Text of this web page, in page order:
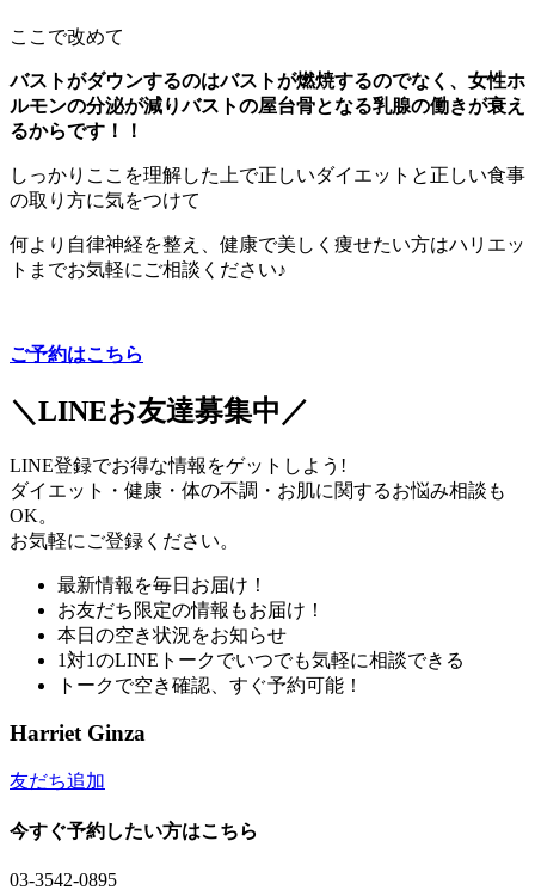
ここで改めて
バストがダウンするのはバストが燃焼するのでなく、女性ホ
ルモンの分泌が減りバストの屋台骨となる乳腺の働きが衰え
るからです！！
しっかりここを理解した上で正しいダイエットと正しい食事
の取り方に気をつけて
何より自律神経を整え、健康で美しく痩せたい方はハリエッ
トまでお気軽にご相談ください♪
ご予約はこちら
＼LINEお友達募集中／
LINE登録でお得な情報をゲットしよう!
ダイエット・健康・体の不調・お肌に関するお悩み相談も
OK。
お気軽にご登録ください。
最新情報を毎日お届け！
お友だち限定の情報もお届け！
本日の空き状況をお知らせ
1対1のLINEトークでいつでも気軽に相談できる
トークで空き確認、すぐ予約可能！
Harriet Ginza
友だち追加
今すぐ予約したい方はこちら
03-3542-0895